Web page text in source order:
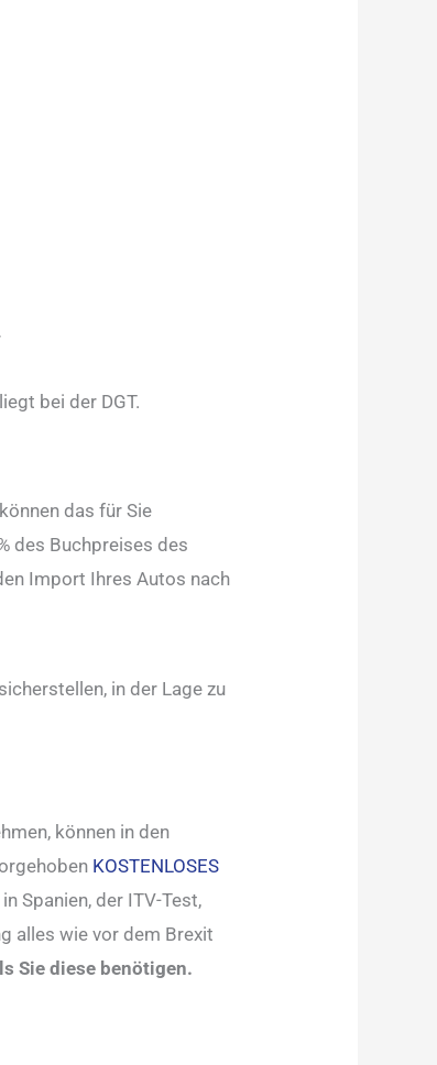
bei der DGT.
das für Sie
des Buchpreises des
Import Ihres Autos nach
in der Lage zu
können in den
KOSTENLOSES
Spanien, der ITV-Test,
alles wie vor dem Brexit
Sie diese benötigen.